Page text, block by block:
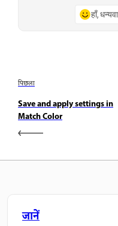
हाँ,
पिछला
Save and apply settings in
Match Color
जानें